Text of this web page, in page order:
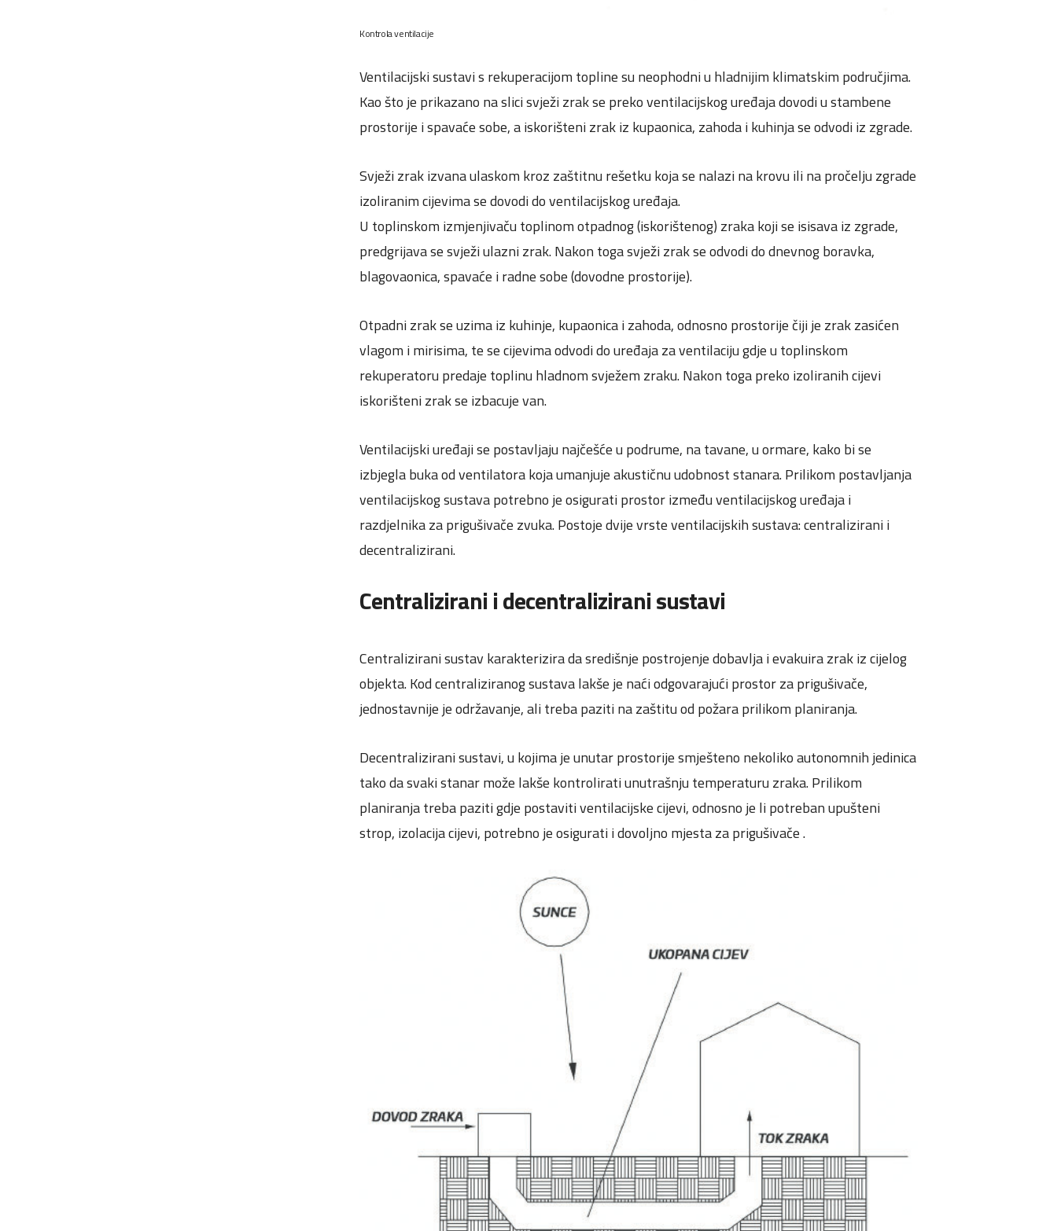
Kontrola ventilacije
Ventilacijski sustavi s rekuperacijom topline su neophodni u hladnijim klimatskim područjima.
Kao što je prikazano na slici svježi zrak se preko ventilacijskog uređaja dovodi u stambene
prostorije i spavaće sobe, a iskorišteni zrak iz kupaonica, zahoda i kuhinja se odvodi iz zgrade.
Svježi zrak izvana ulaskom kroz zaštitnu rešetku koja se nalazi na krovu ili na pročelju zgrade
izoliranim cijevima se dovodi do ventilacijskog uređaja.
U toplinskom izmjenjivaču toplinom otpadnog (iskorištenog) zraka koji se isisava iz zgrade,
predgrijava se svježi ulazni zrak. Nakon toga svježi zrak se odvodi do dnevnog boravka,
blagovaonica, spavaće i radne sobe (dovodne prostorije).
Otpadni zrak se uzima iz kuhinje, kupaonica i zahoda, odnosno prostorije čiji je zrak zasićen
vlagom i mirisima, te se cijevima odvodi do uređaja za ventilaciju gdje u toplinskom
rekuperatoru predaje toplinu hladnom svježem zraku. Nakon toga preko izoliranih cijevi
iskorišteni zrak se izbacuje van.
Ventilacijski uređaji se postavljaju najčešće u podrume, na tavane, u ormare, kako bi se
izbjegla buka od ventilatora koja umanjuje akustičnu udobnost stanara. Prilikom postavljanja
ventilacijskog sustava potrebno je osigurati prostor između ventilacijskog uređaja i
razdjelnika za prigušivače zvuka. Postoje dvije vrste ventilacijskih sustava: centralizirani i
decentralizirani.
Centralizirani i decentralizirani sustavi
Centralizirani sustav karakterizira da središnje postrojenje dobavlja i evakuira zrak iz cijelog
objekta. Kod centraliziranog sustava lakše je naći odgovarajući prostor za prigušivače,
jednostavnije je održavanje, ali treba paziti na zaštitu od požara prilikom planiranja.
Decentralizirani sustavi, u kojima je unutar prostorije smješteno nekoliko autonomnih jedinica
tako da svaki stanar može lakše kontrolirati unutrašnju temperaturu zraka. Prilikom
planiranja treba paziti gdje postaviti ventilacijske cijevi, odnosno je li potreban upušteni
strop, izolacija cijevi, potrebno je osigurati i dovoljno mjesta za prigušivače .